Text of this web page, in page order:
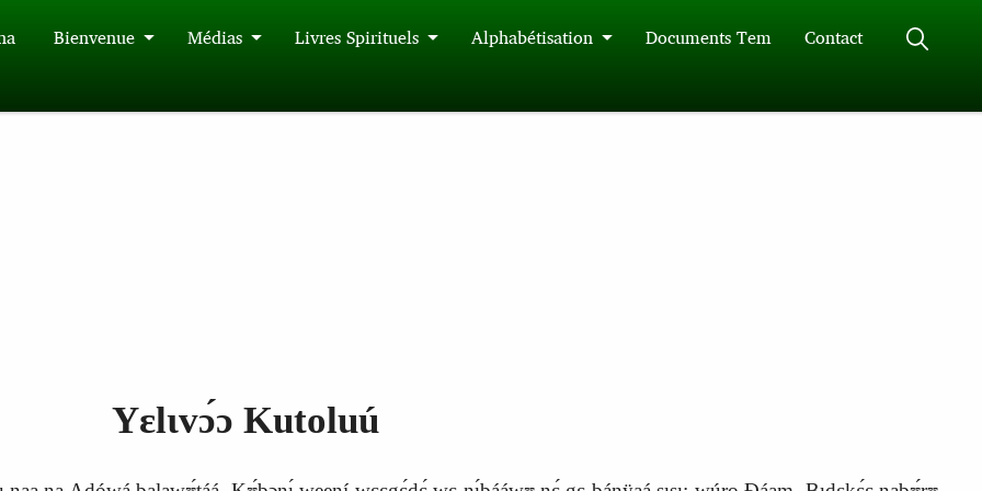
Bienvenue Médias Livres Spirituels Alphabétisation Documents Tem
Contact
Yɛlɩvɔ́ɔ Kutoluú